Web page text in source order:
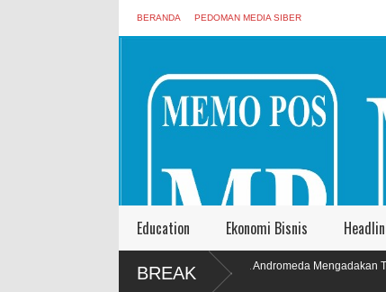
BERANDA PEDOMAN MEDIA SIBER
Education Ekonomi Bisnis
BREAK
PT. Harmoni Dua Andromeda Mengadakan Tasyakuran